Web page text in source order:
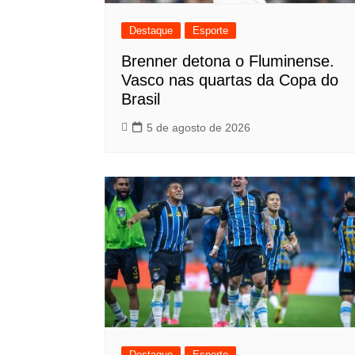
Destaque Esporte
Brenner detona o Fluminense.
Vasco nas quartas da Copa do
Brasil
5 de agosto de 2026